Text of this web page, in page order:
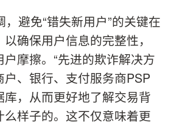
，避免“错失新用户”的关键在
确保用户信息的完整性，
摩擦。“先进的欺诈解决方
、银行、支付服务商PSP
，从而更好地了解交易背
样子的。这不仅意味着更